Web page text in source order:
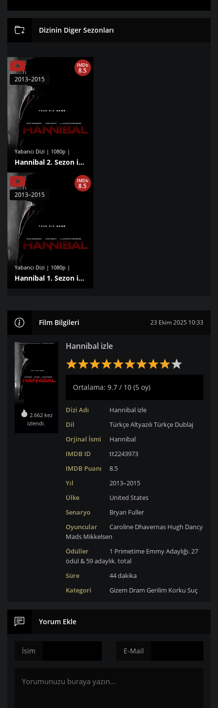
Dizinin Diger Sezonları
Yabancı Dizi | 1080p |
Hannibal 2. Sezon izle
IMDb
8.5
2013–2015
Yabancı Dizi | 1080p |
Hannibal 1. Sezon izle
IMDb
8.5
2013–2015
Film Bilgileri 23 Ekim 2025 10:33
2.662 kez
izlendi.
Hannibal izle
Ortalama: 9.7 / 10 (5 oy)
Dizi Adı
Hannibal izle
Dil
Türkçe AltyazılıTürkçe Dublaj
Orjinal İsmi
Hannibal
IMDB ID
tt2243973
IMDB Puanı
8.5
Yıl
2013–2015
Ülke
United States
Senaryo
Bryan Fuller
Oyuncular
Caroline Dhavernas Hugh Dancy
Mads Mikkelsen
Ödüller
1 Primetime Emmy Adaylığı. 27
ödül & 59 adaylık. total
Süre
44 dakika
Kategori
Gizem Dram Gerilim Korku Suç
Yorum Ekle
İsim E-Mail